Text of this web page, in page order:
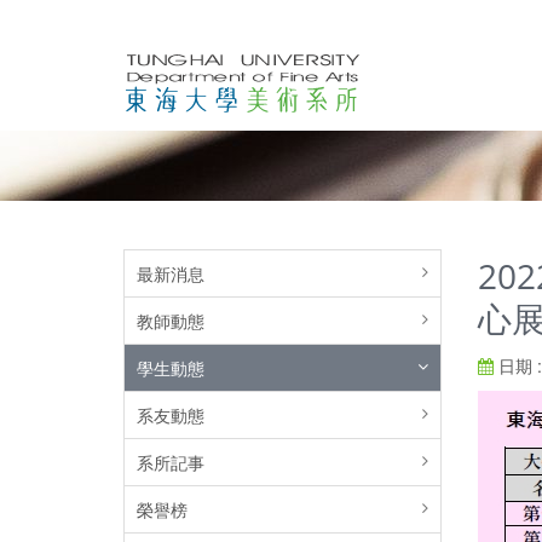
最新消息
教師動態
學生動態
系友動態
系所記事
榮譽榜
心
日期